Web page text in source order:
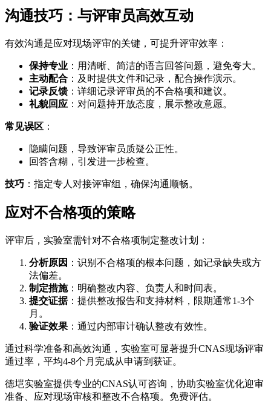
沟通技巧：与评审员高效互动
有效沟通是应对现场评审的关键，可提升评审效率：
保持专业 ：用清晰、简洁的语言回答问题，避免夸大。
主动配合 ：及时提供文件和记录，配合操作演示。
记录反馈 ：详细记录评审员的不合格项和建议。
礼貌回应 ：对问题持开放态度，展示整改意愿。
常见误区 ：
隐瞒问题，导致评审员质疑公正性。
回答含糊，引发进一步检查。
技巧 ：指定专人对接评审组，确保沟通顺畅。
应对不合格项的策略
评审后，实验室需针对不合格项制定整改计划：
分析原因 ：识别不合格项的根本问题，如记录缺失或方
法偏差。
制定措施：明确整改内容、负责人和时间表。
提交证据：提供整改报告和支持材料，限期通常1-3个
月。
验证效果 ：通过内部审计确认整改有效性。
通过科学准备和高效沟通，实验室可显著提升CNAS现场评审
通过率，平均4-8个月完成从申请到获证。
德垲实验室提供专业的CNAS认可咨询，协助实验室优化迎审
准备、应对现场审核和整改不合格项。免费评估。